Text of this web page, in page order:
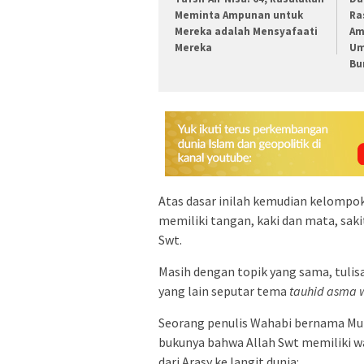
Meminta Ampunan untuk
Mereka adalah Mensyafaati
Mereka
Atas dasar inilah kemudian
memiliki tangan, kaki dan mata,
Swt.
Masih dengan topik yang sama,
yang lain seputar tema tauhid asma
Seorang penulis Wahabi bernama
bukunya bahwa Allah Swt memiliki